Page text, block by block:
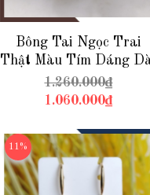
Bông Tai Ngọc Trai
Thật Màu Tím Dáng
Móc Câu Hình Bướm
Đẹp BTNT117
1.260.000₫
1.060.000₫
11%